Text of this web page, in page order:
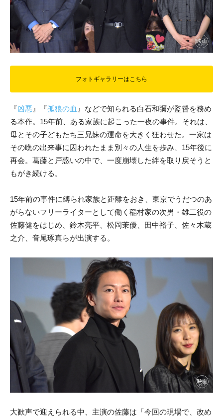
フォトギャラリーはこちら
『凶悪』『孤狼の血 』などで知られる白石和彌が監督を務め
る本作。15年前、ある家族に起こった一夜の事件。それは、
母とその子どもたち三兄妹の運命を大きく狂わせた。一家は
その晩の出来事に囚われたまま別々の人生を歩み、15年後に
再会。葛藤と戸惑いの中で、一度崩壊した絆を取り戻そうと
もがき続ける。
15年前の事件に縛られ家族と距離をおき、東京でうだつのあ
がらないフリーライターとして働く稲村家の次男・雄二役の
佐藤健をはじめ、鈴木亮平、松岡茉優、田中裕子、佐々木蔵
之介、音尾琢真らが出演する。
大歓声で迎えられる中、主演の佐藤は「今回の現場で、改め